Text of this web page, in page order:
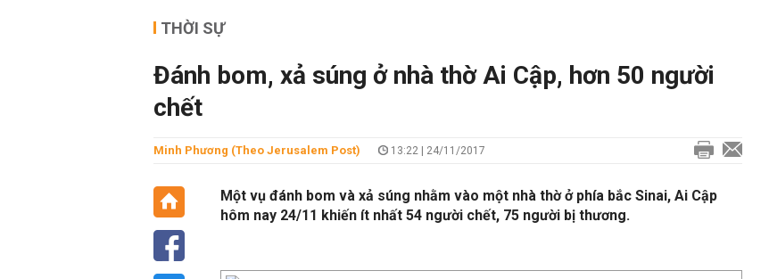
THỜI SỰ
Đánh bom, xả súng ở nhà thờ Ai Cập, hơn 50 người
chết
Minh Phương (theo Jerusalem Post) 13:22 | 24/11/2017
Một vụ đánh bom và xả súng nhằm vào một nhà thờ ở phía bắc Sinai, Ai Cập
hôm nay 24/11 khiến ít nhất 54 người chết, 75 người bị thương.